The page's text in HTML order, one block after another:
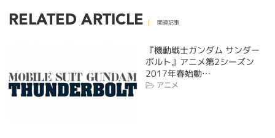
RELATED ARTICLE 関連記事
『機動戦士ガンダム サンダー
ボルト』アニメ第2シーズン
2017年春始動…
アニメ